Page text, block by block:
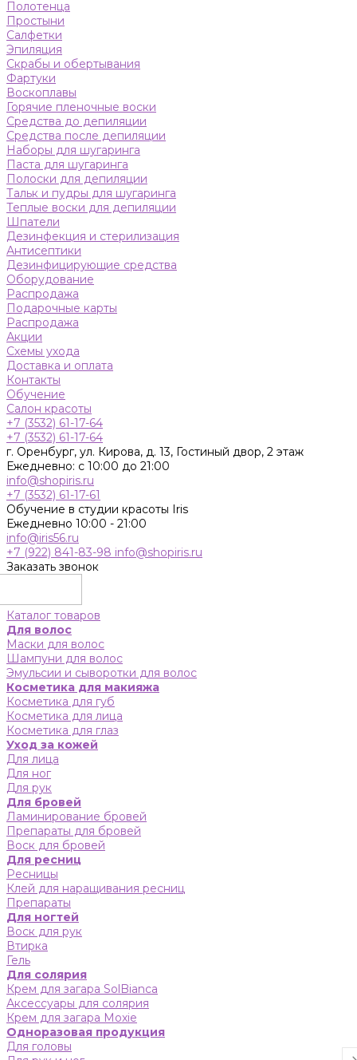
Полотенца
Простыни
Салфетки
Эпиляция
Скрабы и обертывания
Фартуки
Воскоплавы
Горячие пленочные воски
Средства до депиляции
Средства после депиляции
Наборы для шугаринга
Паста для шугаринга
Полоски для депиляции
Тальк и пудры для шугаринга
Теплые воски для депиляции
Шпатели
Дезинфекция и стерилизация
Антисептики
Дезинфицирующие средства
Оборудование
Распродажа
Подарочные карты
Распродажа
Акции
Схемы ухода
Доставка и оплата
Контакты
Обучение
Салон красоты
+7 (3532) 61-17-64
+7 (3532) 61-17-64
г. Оренбург, ул. Кирова, д. 13, Гостиный двор, 2 этаж
Ежедневно: с 10:00 до 21:00
info@shopiris.ru
+7 (3532) 61-17-61
Обучение в студии красоты Iris
Ежедневно 10:00 - 21:00
info@iris56.ru
+7 (922) 841-83-98 info@shopiris.ru
Заказать звонок
Каталог товаров
Для волос
Маски для волос
Шампуни для волос
Эмульсии и сыворотки для волос
Косметика для макияжа
Косметика для губ
Косметика для лица
Косметика для глаз
Уход за кожей
Для лица
Для ног
Для рук
Для бровей
Ламинирование бровей
Препараты для бровей
Воск для бровей
Для ресниц
Ресницы
Клей для наращивания ресниц
Препараты
Для ногтей
Воск для рук
Втирка
Гель
Для солярия
Крем для загара SolBianca
Аксессуары для солярия
Крем для загара Moxie
Одноразовая продукция
Для головы